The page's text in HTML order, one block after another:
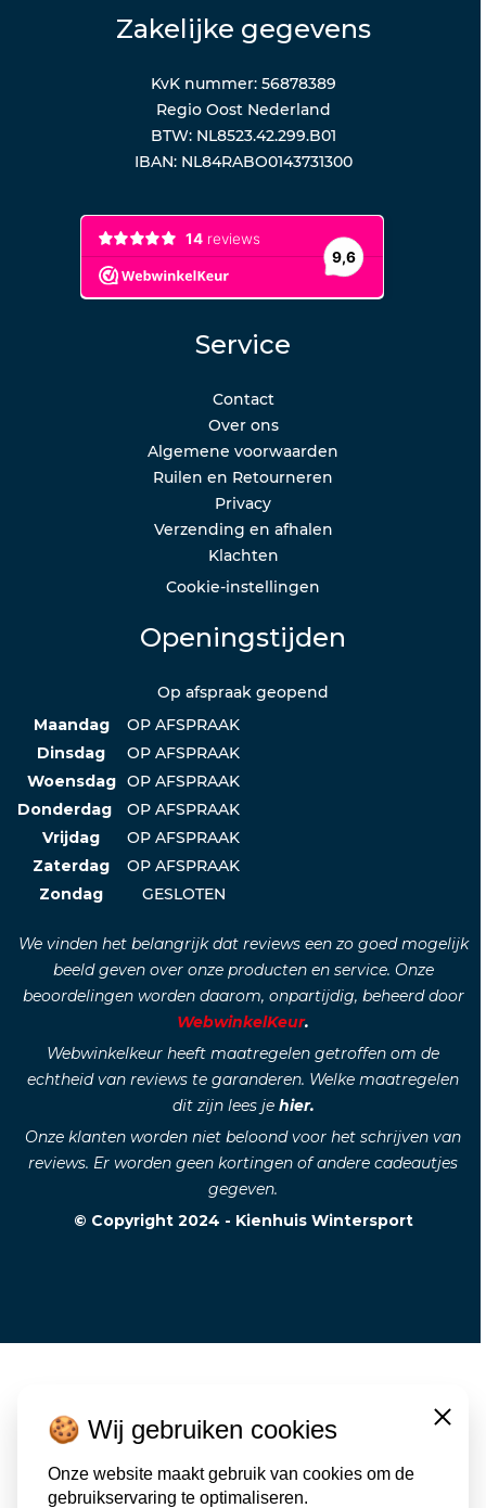
Zakelijke gegevens
KvK nummer: 56878389
Regio Oost Nederland
BTW: NL8523.42.299.B01
IBAN: NL84RABO0143731300
Service
Contact
Over ons
Algemene voorwaarden
Ruilen en Retourneren
Privacy
Verzending en afhalen
Klachten
Cookie-instellingen
Openingstijden
Op afspraak geopend
Maandag
OP AFSPRAAK
Dinsdag
OP AFSPRAAK
Woensdag OP AFSPRAAK
Donderdag
OP AFSPRAAK
Vrijdag
OP AFSPRAAK
Zaterdag
OP AFSPRAAK
Zondag
GESLOTEN
We vinden het belangrijk dat reviews een zo goed mogelijk
beeld geven over onze producten en service. Onze
beoordelingen worden daarom, onpartijdig, beheerd door
WebwinkelKeur.
Webwinkelkeur heeft maatregelen getroffen om de
echtheid van reviews te garanderen. Welke maatregelen
dit zijn lees je hier.
Onze klanten worden niet beloond voor het schrijven van
reviews. Er worden geen kortingen of andere cadeautjes
gegeven.
© Copyright 2024 - Kienhuis Wintersport
🍪 Wij gebruiken cookies
Onze website maakt gebruik van cookies om de
gebruikservaring te optimaliseren.
Close